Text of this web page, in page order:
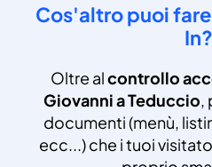
Cos'altro puoi
In?
Oltre alcontrollo
Giovanni a Teduccio,
documenti (menù,
ecc...) che i tuoi